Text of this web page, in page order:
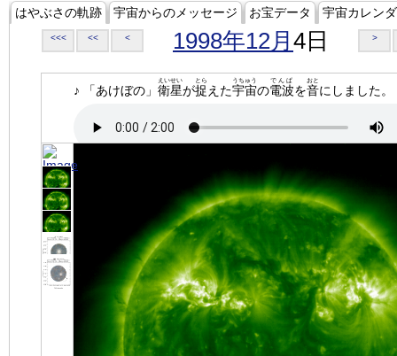
はやぶさの軌跡 宇宙からのメッセージ お宝データ 宇宙カレン
<<< << < 1998年12月 4日 >
♪ 「あけぼの」 衛星
えいせい
が捉
とら
えた宇宙
うちゅう
の電波
でんぱ
を音
おと
にしました。